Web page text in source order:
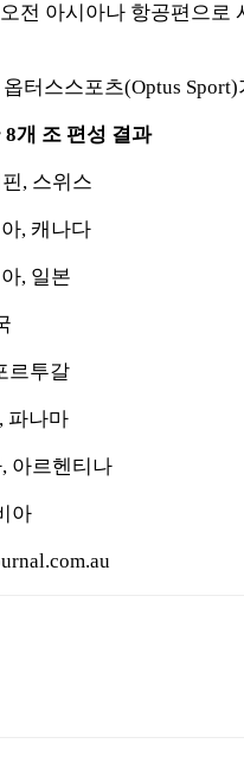
전 아시아나 항공편으로
터스스포츠(Optus
개 조 편성 결과
, 스위스
, 캐나다
, 일본
르투갈
파나마
아르헨티나
아